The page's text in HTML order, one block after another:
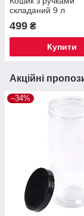
складаний 9 л
499 ₴
Купити
Акційні
–34%